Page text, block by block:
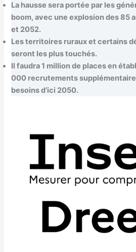
La hausse sera portée par les
boom, avec une explosion des 85
et 2052.
Les territoires ruraux et certains
seront les plus touchés.
Il faudra 1 million de places en
000 recrutements
besoins d’ici 2050.